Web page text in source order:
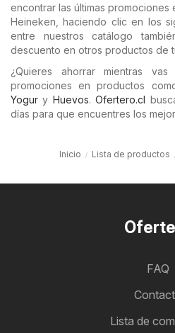
encontrar las últimas
Heineken, haciendo clic en los
entre nuestros catálogo
descuento en otros productos de
¿Quieres ahorrar mientras
promociones en productos
Yogur y Huevos.Ofertero.cl
días para que encuentres los
Inicio Lista de productos
FAQ
Lista de